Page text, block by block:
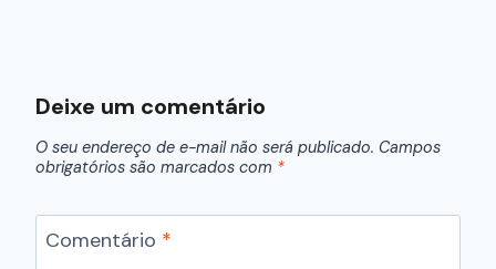
Deixe um comentário
O seu endereço de e-mail não será publicado. Campos
obrigatórios são marcados com *
Comentário *